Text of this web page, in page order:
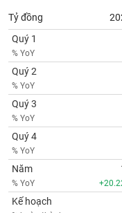
Tỷ đồng
Quý 1
% YoY
Quý 2
% YoY
Quý 3
% YoY
Quý 4
% YoY
Năm
% YoY
Kế hoạch